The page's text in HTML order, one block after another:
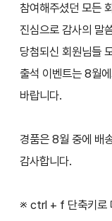
참여해주셨던 모든
진심으로 감사의 말
당첨되신 회원님들
출석 이벤트는 8월
바랍니다.
경품은 8월 중에 배
감사합니다.
※ ctrl + f 단축키로